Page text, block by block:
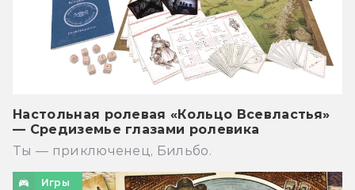
Настольная ролевая «Кольцо Всевластья»
— Средиземье глазами ролевика
Ты — приключенец, Бильбо.
Игры